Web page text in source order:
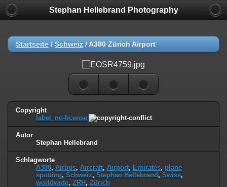
Stephan Hellebrand Photography
Startseite / Schweiz / A380 Zürich Airport
Copyright
label_no-license
Autor
Stephan Hellebrand
Schlagworte
A380, Airbus, Aircraft, Airport, Emirates, plane
spotting, Schweiz, Stephan Hellebrand , Swiss,
worldwide, ZRH , Zürich